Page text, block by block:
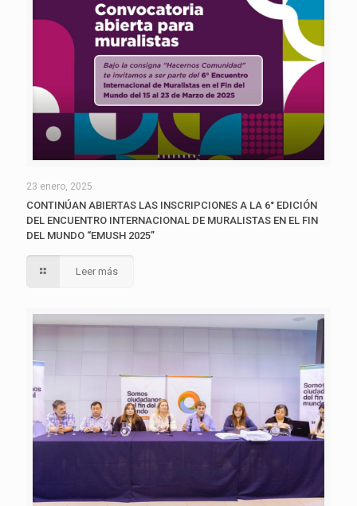
23 enero, 2025
CONTINÚAN ABIERTAS LAS INSCRIPCIONES A LA 6° EDICIÓN
DEL ENCUENTRO INTERNACIONAL DE MURALISTAS EN EL FIN
DEL MUNDO “EMUSH 2025”
Leer más